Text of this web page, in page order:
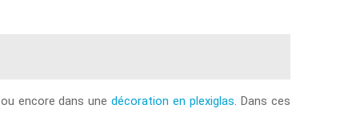
ou encore dans unedécoration en plexiglas . Dans ces